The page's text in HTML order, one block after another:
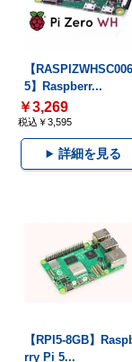
【RASPIZWHSC006
5】Raspberr...
￥3,269
税込￥3,595
詳細を見る
【RPI5-8GB】
rry Pi 5...